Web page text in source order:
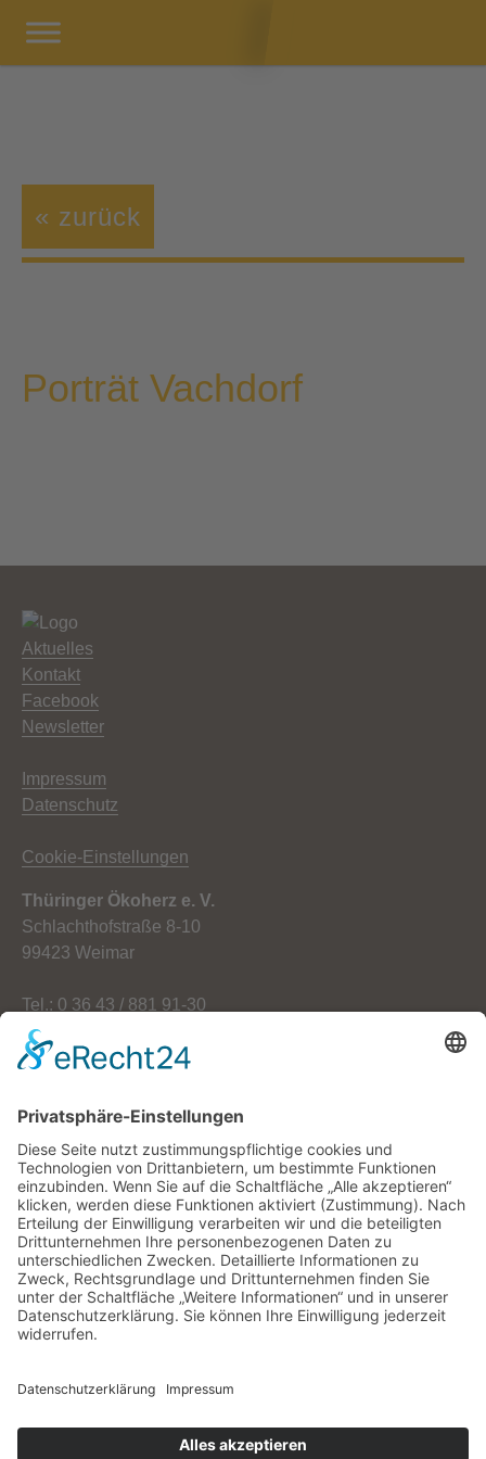
« zurück
Porträt Vachdorf
Aktuelles
Kontakt
Facebook
Newsletter
Impressum
Datenschutz
Cookie-Einstellungen
Thüringer Ökoherz e. V.
Schlachthofstraße 8-10
99423 Weimar
Tel.: 0 36 43 / 881 91-30
Fax: 0 36 43 / 881 91-59
E-Mail: info[at]oekoherz.de
Vereinsvorsitzende:
Maria Streitferdt
Suche
nach: